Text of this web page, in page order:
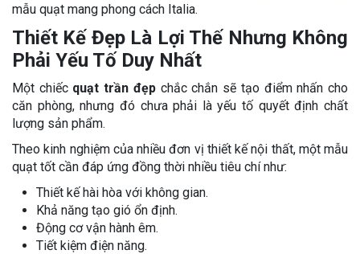
mẫu quạt mang phong cách Italia.
Thiết Kế Đẹp Là Lợi Thế Nhưng Không
Phải Yếu Tố Duy Nhất
Một chiếc quạt trần đẹpchắc chắn sẽ tạo điểm nhấn cho
căn phòng, nhưng đó chưa phải là yếu tố quyết định chất
lượng sản phẩm.
Theo kinh nghiệm của nhiều đơn vị thiết kế nội thất, một mẫu
quạt tốt cần đáp ứng đồng thời nhiều tiêu chí như:
Thiết kế hài hòa với không gian.
Khả năng tạo gió ổn định.
Động cơ vận hành êm.
Tiết kiệm điện năng.